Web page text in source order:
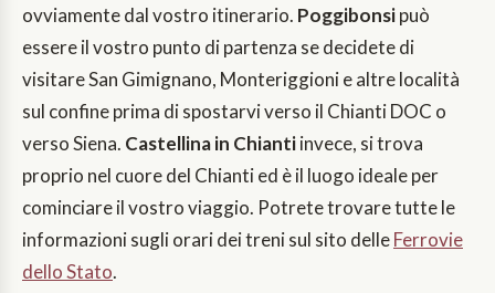
ovviamente dal vostro itinerario. Poggibonsipuò
essere il vostro punto di partenza se decidete di
visitare San Gimignano, Monteriggioni e altre località
sul confine prima di spostarvi verso il Chianti DOC o
verso Siena. Castellina in Chiantiinvece, si trova
proprio nel cuore del Chianti ed è il luogo ideale per
cominciare il vostro viaggio. Potrete trovare tutte le
informazioni sugli orari dei treni sul sito delleFerrovie
dello Stato.